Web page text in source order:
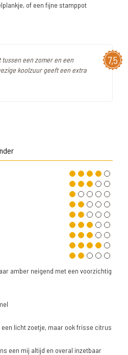
of een fijne stamppot
7,5
tussen een zomer en een
koolzuur geeft een extra
amber neigend met een voorzichtig
een licht zoetje, maar ook frisse citrus
een mij altijd en overal inzetbaar